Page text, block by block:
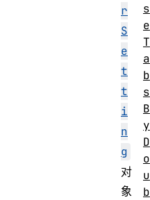
r
S
e
t
t
i
n
g
对
象
s
e
T
a
b
s
B
y
D
o
u
b